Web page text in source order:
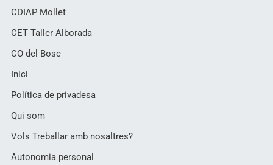
CDIAP Mollet
CET Taller Alborada
CO del Bosc
Inici
Política de privadesa
Qui som
Vols Treballar amb nosaltres?
Autonomia personal